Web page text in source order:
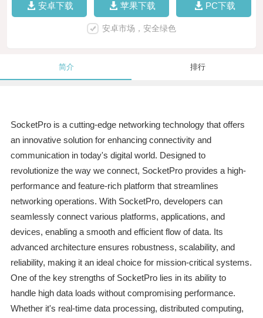
安卓下载 苹果下载 PC下载
安卓市场，安全绿色
简介 排行
SocketPro is a cutting-edge networking technology that offers
an innovative solution for enhancing connectivity and
communication in today's digital world. Designed to
revolutionize the way we connect, SocketPro provides a high-
performance and feature-rich platform that streamlines
networking operations. With SocketPro, developers can
seamlessly connect various platforms, applications, and
devices, enabling a smooth and efficient flow of data. Its
advanced architecture ensures robustness, scalability, and
reliability, making it an ideal choice for mission-critical systems.
One of the key strengths of SocketPro lies in its ability to
handle high data loads without compromising performance.
Whether it's real-time data processing, distributed computing,